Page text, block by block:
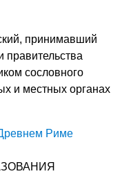
принимавший
правительства
сословного
и местных органах
Риме